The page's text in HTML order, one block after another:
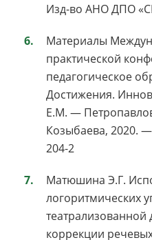
Изд-во АНО ДПО
Материалы
практической
педагогическое
Достижения.
Е.М. —
Козыбаева, 2020.
204-2
Матюшина Э.Г.
логоритмических
театрализованной
коррекции